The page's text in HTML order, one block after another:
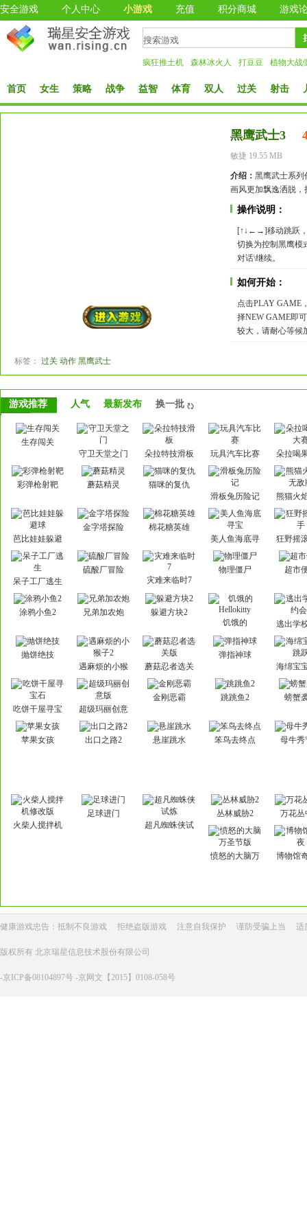
安全游戏 个人中心 小游戏 充值 积分商城 游戏
疯狂推土机 森林冰火人 打豆豆 植物大战
首页 女生 策略 战争 益智 体育 双人 过关 射击
黑鹰武士3
敏捷 19.55 MB
介绍： 黑鹰武士系列
画风更加飘逸洒脱
操作说明：
[↑↓←→]移动跳跃
切换为控制黑鹰模
对话\继续。
如何开始：
点击PLAY GAME
择NEW GAME即
较大，请耐心等候
标签： 过关 动作 黑鹰武士
游戏推荐 人气 最新发布 换一批
生存闯关
守卫天堂之门
朵拉特技滑板 玩具汽车比赛
朵拉喝
彩弹枪射靶 蘑菇精灵
猫咪的复仇
滑板兔历险记
熊猫火
芭比娃娃躲避
金字塔探险
棉花糖英雄
美人鱼海底寻
狂野摇
呆子工厂逃生
硫酸厂冒险
灾难来临时7
物理僵尸 超市
涂鸦小鱼2 兄弟加农炮
躲避方块2
饥饿的
逃出学
抛饼绝技
遇麻烦的小猴
蘑菇忍者选关
弹指神球
海绵宝
吃饼干屋寻宝
超级玛丽创意
金刚恶霸 跳跳鱼2 螃蟹
苹果女孩 出口之路2 悬崖跳水 笨鸟去终点 母牛秀
火柴人搅拌机
足球进门
超凡蜘蛛侠试
丛林威胁2 万花丛
愤怒的大脑万
博物馆
健康游戏忠告：抵制不良游戏 拒绝盗版游戏 注意自我保护 谨防受骗上当 适
版权所有 北京瑞星信息技术股份有限公司
-京ICP备08104897号 -京网文【2015】0108-058号